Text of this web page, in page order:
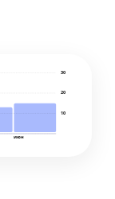
10
20
30
июн